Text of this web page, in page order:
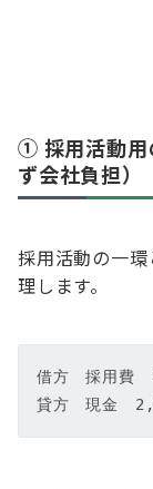
① 採用活動用
ず会社負担）
採用活動の一
理します。
借方　採用費
貸方　現金　